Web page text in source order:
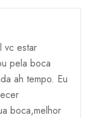
vc estar
pela boca
ah tempo. Eu
boca,melhor